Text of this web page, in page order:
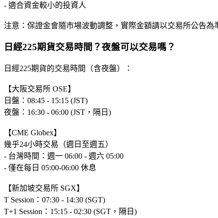
- 適合資金較小的投資人
注意：保證金會隨市場波動調整，實際金額請以交易所公告為
日經225期貨交易時間？夜盤可以交易嗎？
日經225期貨的交易時間（含夜盤）：
【大阪交易所 OSE】
日盤：08:45 - 15:15 (JST)
夜盤：16:30 - 06:00 (JST，隔日)
【CME Globex】
幾乎24小時交易（週日至週五）
- 台灣時間：週一 06:00 - 週六 05:00
- 僅在每日 05:00-06:00 休息
【新加坡交易所 SGX】
T Session：07:30 - 14:30 (SGT)
T+1 Session：15:15 - 02:30 (SGT，隔日)